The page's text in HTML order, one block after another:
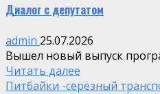
Диалог с депутатом
admin 25.07.2026
Вышел новый выпуск
Читать далее
Питбайки -серёзный